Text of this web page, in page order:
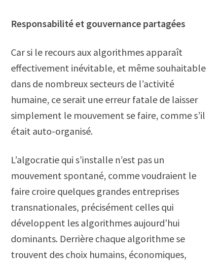
Responsabilité et gouvernance partagées
Car si le recours aux algorithmes apparaît
effectivement inévitable, et même souhaitable
dans de nombreux secteurs de l’activité
humaine, ce serait une erreur fatale de laisser
simplement le mouvement se faire, comme s’il
était auto-organisé.
L’algocratie qui s’installe n’est pas un
mouvement spontané, comme voudraient le
faire croire quelques grandes entreprises
transnationales, précisément celles qui
développent les algorithmes aujourd’hui
dominants. Derrière chaque algorithme se
trouvent des choix humains, économiques,